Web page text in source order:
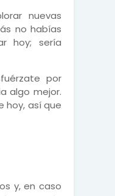
nuevas
no habías
hoy; sería
por
algo mejor.
hoy, así que
y, en caso